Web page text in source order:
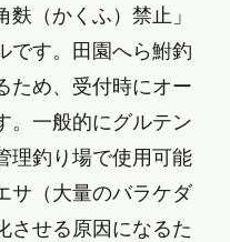
（かくふ）禁止」
です。田園へら鮒釣
ため、受付時にオー
。一般的にグルテン
理釣り場で使用可能
サ（大量のバラケダ
させる原因になるた